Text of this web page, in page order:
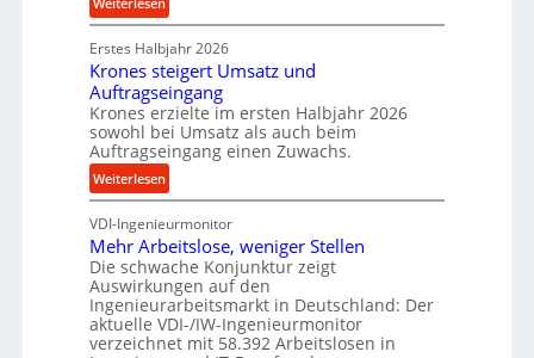
c
p
r
o
z
e
s
s
n
d
e
t
r
i
e
b
u
n
d
H
y
d
r
P
r
ä
z
i
s
e
u
n
d
l
a
n
g
l
Erstes Halbjahr 2026
Krones steigert Umsatz und
Auftragseingang
Krones erzielte im ersten Halbjahr 2026
sowohl bei Umsatz als auch beim
Auftragseingang einen Zuwachs.
Weiterlesen:
K
r
o
n
e
s
s
VDI-Ingenieurmonitor
Mehr Arbeitslose, weniger Stellen
Die schwache Konjunktur zeigt
Auswirkungen auf den
Ingenieurarbeitsmarkt in Deutschland: Der
aktuelle VDI-/IW-Ingenieurmonitor
verzeichnet mit 58.392 Arbeitslosen in